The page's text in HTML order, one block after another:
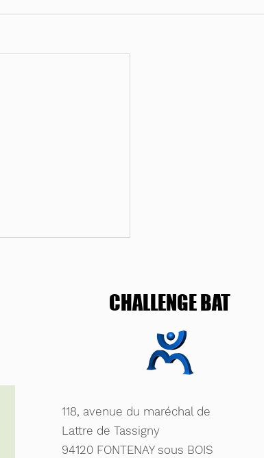
CHALLENGE BAT
118, avenue du maréchal de
Lattre de Tassigny
94120 FONTENAY sous BOIS